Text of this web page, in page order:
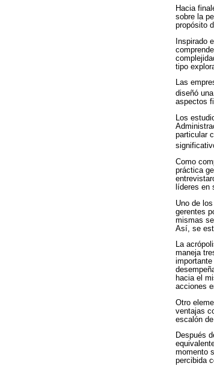
Hacia
sobre la
propósito
Inspirado
tipo
Las
diseñó
aspectos
Los
particular
Como
práctica
líderes en
Uno de
gerentes
mismas
Así, se
La
maneja
hacia el
acciones
Otro
ventajas
escalón
Después
momento
percibida